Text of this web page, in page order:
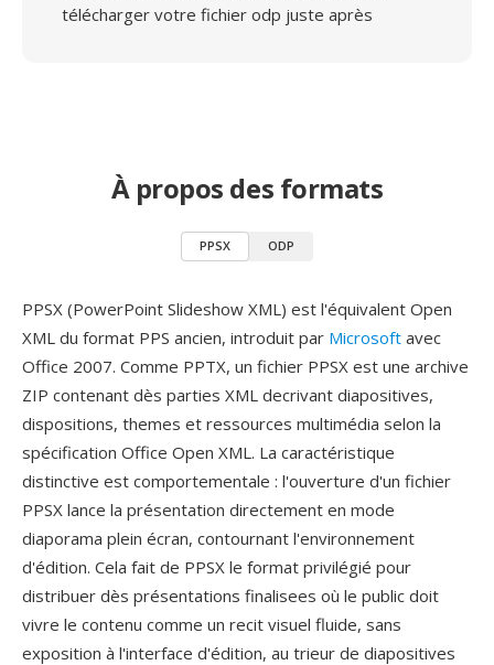
télécharger votre fichier odp juste après
À propos des formats
PPSX ODP
PPSX (PowerPoint Slideshow XML) est l'équivalent Open
XML du format PPS ancien, introduit par Microsoft avec
Office 2007. Comme PPTX, un fichier PPSX est une archive
ZIP contenant dès parties XML decrivant diapositives,
dispositions, themes et ressources multimédia selon la
spécification Office Open XML. La caractéristique
distinctive est comportementale : l'ouverture d'un fichier
PPSX lance la présentation directement en mode
diaporama plein écran, contournant l'environnement
d'édition. Cela fait de PPSX le format privilégié pour
distribuer dès présentations finalisees où le public doit
vivre le contenu comme un recit visuel fluide, sans
exposition à l'interface d'édition, au trieur de diapositives